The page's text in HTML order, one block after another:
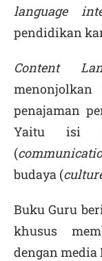
language
pendidikan
Content
penajaman
Yaitu isi
(
budaya (
Buku Guru
khusus
dengan media